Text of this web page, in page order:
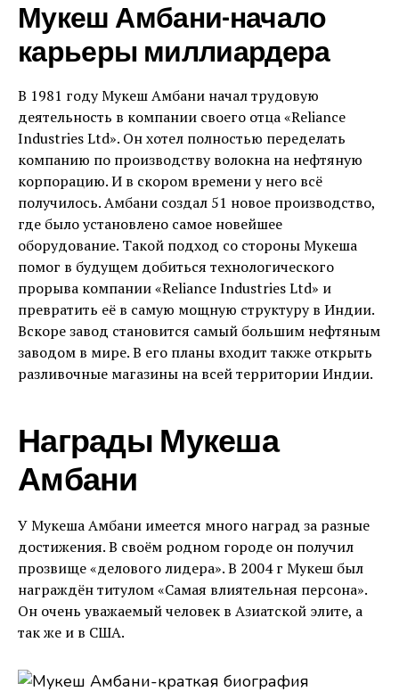
Мукеш Амбани-начало
карьеры миллиардера
В 1981 году Мукеш Амбани начал трудовую
деятельность в компании своего отца «Reliance
Industries Ltd». Он хотел полностью переделать
компанию по производству волокна на нефтяную
корпорацию. И в скором времени у него всё
получилось. Амбани создал 51 новое производство,
где было установлено самое новейшее
оборудование. Такой подход со стороны Мукеша
помог в будущем добиться технологического
прорыва компании «Reliance Industries Ltd» и
превратить её в самую мощную структуру в Индии.
Вскоре завод становится самый большим нефтяным
заводом в мире. В его планы входит также открыть
разливочные магазины на всей территории Индии.
Награды Мукеша
Амбани
У Мукеша Амбани имеется много наград за разные
достижения. В своём родном городе он получил
прозвище «делового лидера». В 2004 г Мукеш был
награждён титулом «Самая влиятельная персона».
Он очень уважаемый человек в Азиатской элите, а
так же и в США.